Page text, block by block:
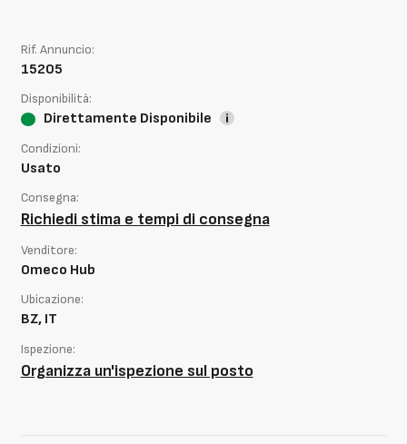
Rif. Annuncio:
15205
Disponibilità:
Direttamente Disponibile
Condizioni:
Usato
Consegna:
Richiedi stima e tempi di consegna
Venditore:
Omeco Hub
Ubicazione:
BZ, IT
Ispezione:
Organizza un'ispezione sul posto